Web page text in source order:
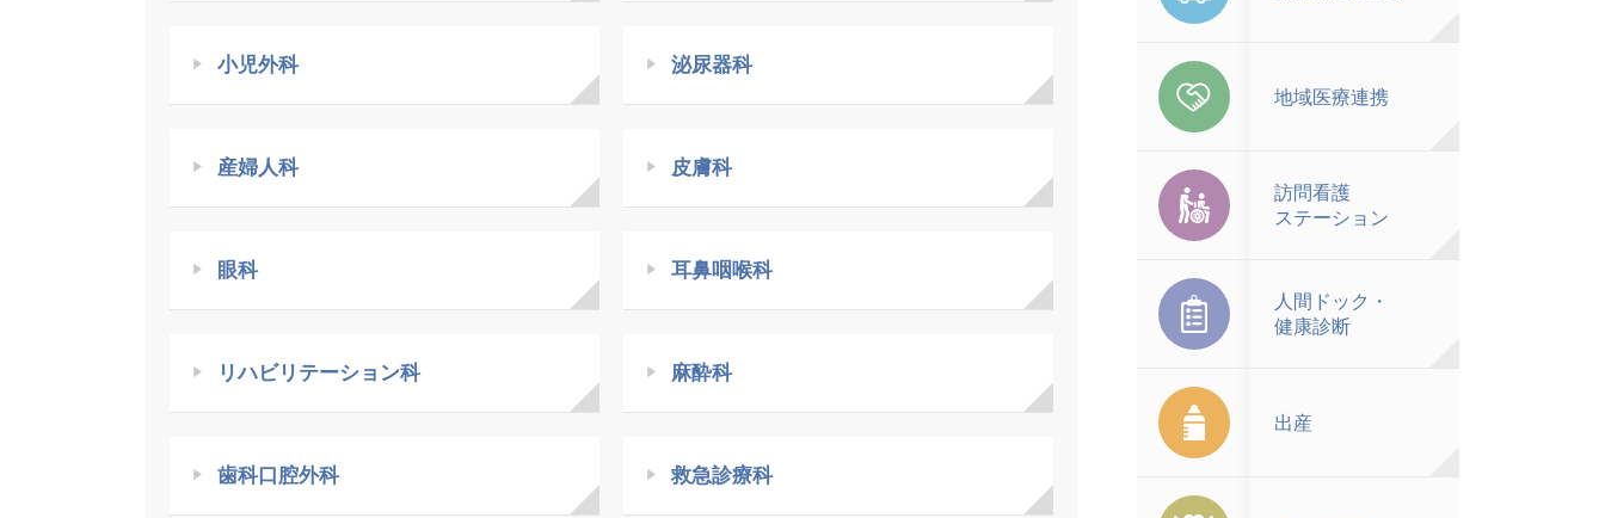
小児外科 泌尿器科
産婦人科 皮膚科
眼科 耳鼻咽喉科
リハビリテーション科 麻酔科
歯科口腔外科 救急診療科
地域医療連携
訪問看護
ステーション
人間ドック・
健康診断
出産